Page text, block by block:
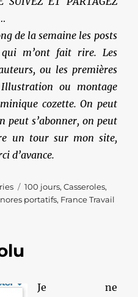
de la semaine les posts
m’ont fait rire. Les
ou les premières
ou montage
cozette. On peut
peut s’abonner, on peut
un tour sur mon site,
d’avance.
Étiquettes
100 jours,Casseroles,
portatifs, France Travail
Je ne